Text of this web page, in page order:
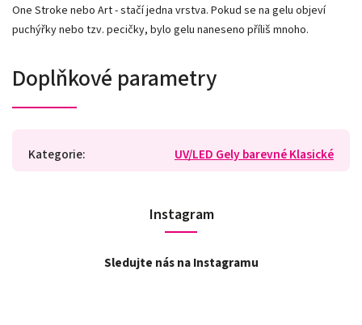
One Stroke nebo Art - stačí jedna vrstva. Pokud se na gelu objeví
puchýřky nebo tzv. pecičky, bylo gelu naneseno příliš mnoho.
Doplňkové parametry
Kategorie: UV/LED Gely barevné Klasické
Instagram
Sledujte nás na Instagramu